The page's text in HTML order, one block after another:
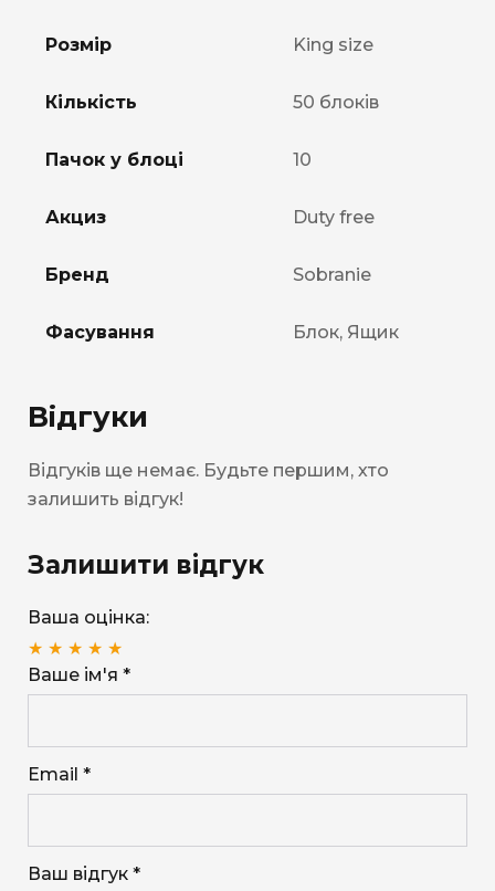
Розмір King size
Кількість 50 блоків
Пачок у блоці 10
Акциз Duty free
Бренд Sobranie
Фасування Блок, Ящик
Відгуки
Відгуків ще немає. Будьте першим, хто
залишить відгук!
Залишити відгук
Ваша оцінка:
★ ★ ★ ★ ★
Ваше ім'я *
Email *
Ваш відгук *